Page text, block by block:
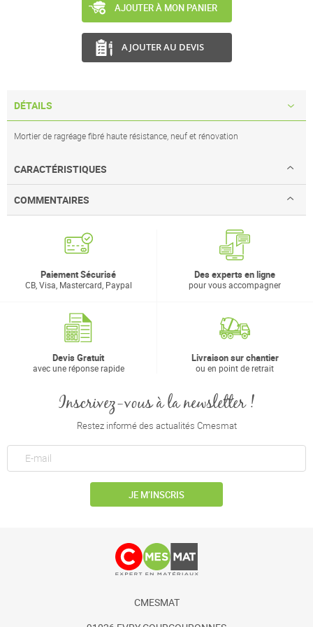
AJOUTER À MON PANIER
AJOUTER AU DEVIS
DÉTAILS
Mortier de ragréage fibré haute résistance, neuf et rénovation
CARACTÉRISTIQUES
COMMENTAIRES
Paiement Sécurisé
CB, Visa, Mastercard, Paypal
Des experts en ligne
pour vous accompagner
Devis Gratuit
avec une réponse rapide
Livraison sur chantier
ou en point de retrait
Inscrivez-vous à la newsletter !
Restez informé des actualités Cmesmat
JE M’INSCRIS
CMESMAT